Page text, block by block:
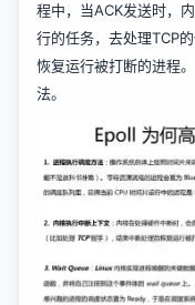
程中，当ACK发送时，
行的任务，去处理TCP
恢复运行被打断的进程
法。